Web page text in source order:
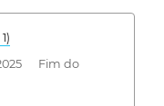
2025 Fim do